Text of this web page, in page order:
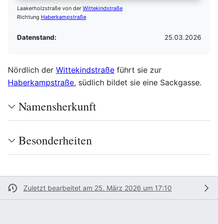
Laakerholzstraße von derWittekindstraße
Richtung Haberkampstraße
Datenstand: 25.03.2026
Nördlich der Wittekindstraße führt sie zur
Haberkampstraße, südlich bildet sie eine Sackgasse.
Namensherkunft
Besonderheiten
Zuletzt bearbeitet am 25. März 2026 um 17:10